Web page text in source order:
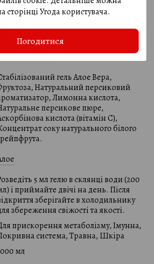
сторінціУгода користувача.
Погодитися
гель
гель Алое Вера,
Натуральний персиковий
Лимонна кислота,
персикове пюре,
кислота (вітамін С),
соку натурального білого
5 мл гелю в склянці води (200
і приймайте двічі на день. Після
зберігайте в холодильнику
збереження свіжості та якості.
прискорення метаболізму, Імунна,
система, Травна, Шкіра
мл